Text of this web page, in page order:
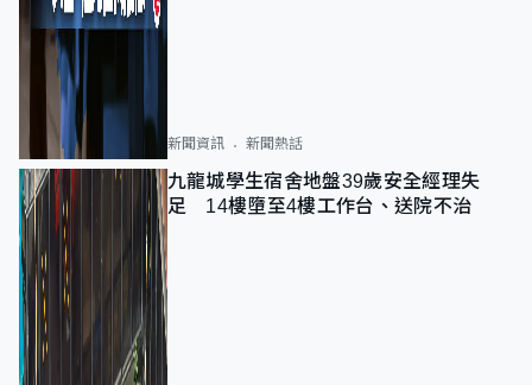
新聞資訊 新聞熱話
九龍城學生宿舍地盤39歲安全經理失
足 14樓墮至4樓工作台、送院不治